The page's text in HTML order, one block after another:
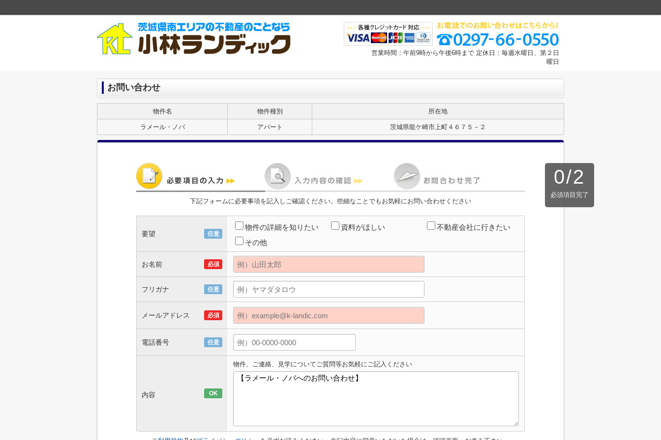
営業時間：午前9時から午後6時まで 定休日：毎週水曜日、第２日
曜日
お問い合わせ
物件名 物件種別 所在地
ラメール・ノバ アパート 茨城県龍ケ崎市上町４６７５－２
0/2
必須項目完了
下記フォームに必要事項を記入しご確認ください。些細なことでもお気軽にお問い合わせください
要望 任意
物件の詳細を知りたい 資料がほしい
不動産会社に行きたい
その他
お名前 必須
フリガナ 任意
メールアドレス 必須
電話番号 任意
内容 OK
物件、ご連絡、見学についてご質問等お気軽にご記入ください